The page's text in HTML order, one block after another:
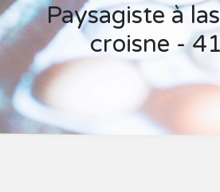
Paysagiste à lassay-sur-
croisne -